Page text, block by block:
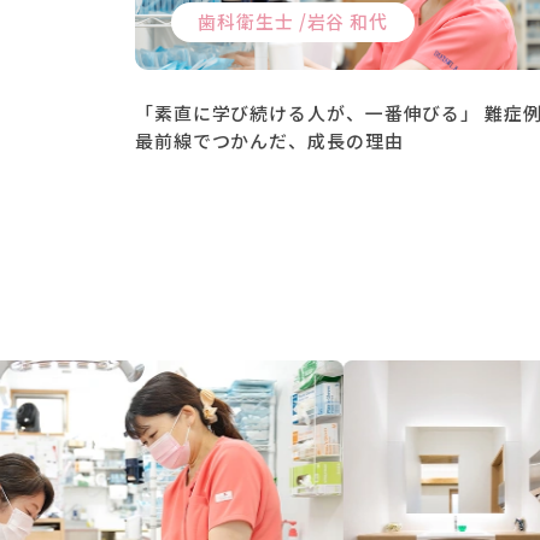
歯科衛生士 /岩谷 和代
「素直に学び続ける人が、一番伸びる」 難症
最前線でつかんだ、成長の理由